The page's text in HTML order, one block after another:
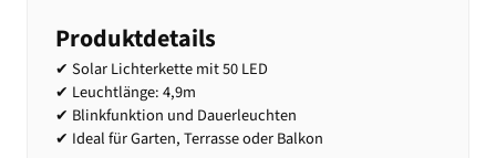
Produktdetails
✔ Solar Lichterkette mit 50 LED
✔ Leuchtlänge: 4,9m
✔ Blinkfunktion und Dauerleuchten
✔ Ideal für Garten, Terrasse oder Balkon